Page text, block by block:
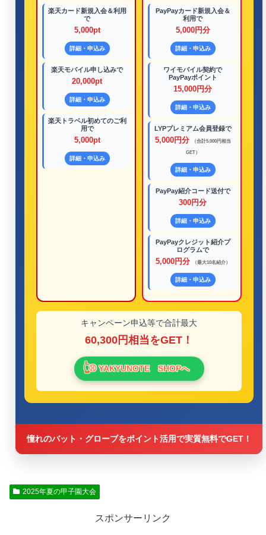
楽天カード新規入会＆利用
で
5,000pt
詳細・申込み
楽天モバイル申し込みで
20,000pt
詳細・申込み
楽天トラベル初めてのご利
用で
5,000pt
詳細・申込み
PayPayカード新規入会＆
利用で
5,000円分
詳細・申込み
ワイモバイル契約で
PayPayポイント
15,000円分
詳細・申込み
LYPプレミアム会員登録で
5,000円分 （合計5,000円相当
GET）
詳細・申込み
PayPay紹介コード送付で
300円分
詳細・申込み
PayPayクレジット紹介プ
ログラムで
5,000円分 （最大10名紹介）
詳細・申込み
キャンペーン申込等で合計最大
60,300円相当をGET！
⚾ YAKYUNOTE SHOPへ
憧れのバット・グローブをポイント活用で実質無料でGET！
2025年夏の甲子園大会
スポンサーリンク